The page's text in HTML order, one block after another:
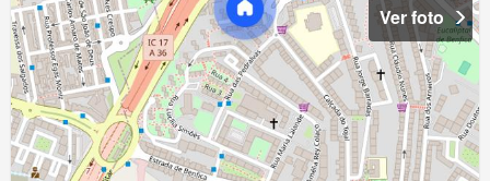
Ver foto